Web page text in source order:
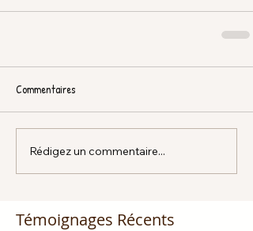
Commentaires
Rédigez un commentaire...
Témoignages Récents